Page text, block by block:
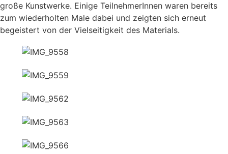
große Kunstwerke. Einige TeilnehmerInnen waren bereits
zum wiederholten Male dabei und zeigten sich erneut
begeistert von der Vielseitigkeit des Materials.